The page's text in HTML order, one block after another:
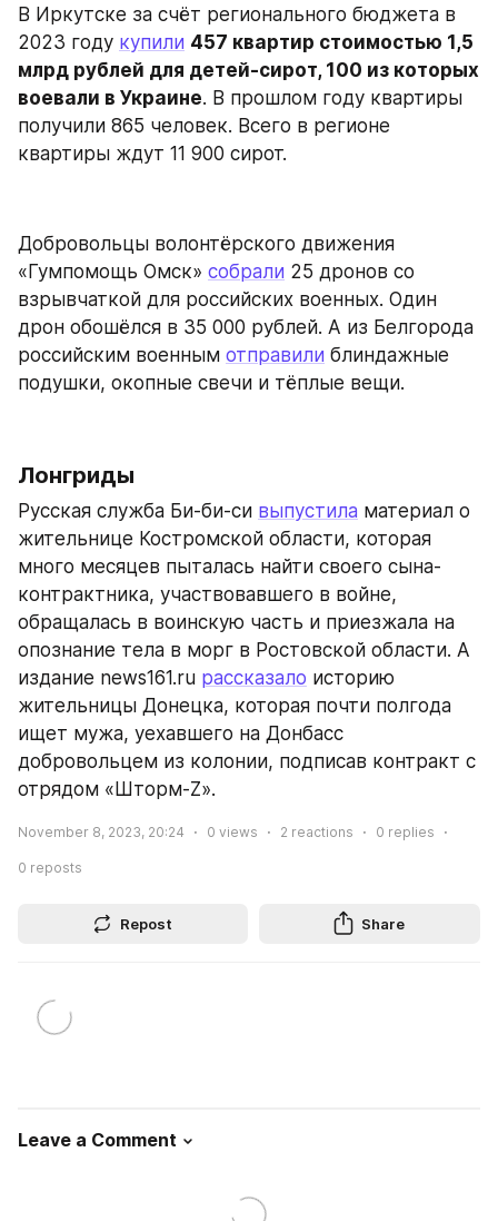
В Иркутске за счёт регионального бюджета в
2023 году купили 457 квартир стоимостью 1,5
млрд рублей для детей-сирот, 100 из которых
воевали в Украине. В прошлом году квартиры
получили 865 человек. Всего в регионе
квартиры ждут 11 900 сирот.
Добровольцы волонтёрского движения
«Гумпомощь Омск» собрали 25 дронов со
взрывчаткой для российских военных. Один
дрон обошёлся в 35 000 рублей. А из Белгорода
российским военным отправили блиндажные
подушки, окопные свечи и тёплые вещи.
Лонгриды
Русская служба Би-би-си выпустила материал о
жительнице Костромской области, которая
много месяцев пыталась найти своего сына-
контрактника, участвовавшего в войне,
обращалась в воинскую часть и приезжала на
опознание тела в морг в Ростовской области. А
издание news161.ru рассказало историю
жительницы Донецка, которая почти полгода
ищет мужа, уехавшего на Донбасс
добровольцем из колонии, подписав контракт с
отрядом «Шторм-Z».
November 8, 2023, 20:24 0 views 2 reactions 0 replies
0 reposts
Repost Share
Leave a Comment